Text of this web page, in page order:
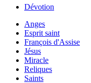
Dévotion
Anges
Esprit saint
François d'Assise
Jésus
Miracle
Reliques
Saints